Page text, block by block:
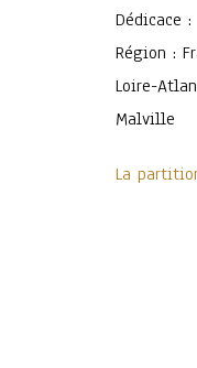
Dédicace :
Région :
Loire-
Malville
La